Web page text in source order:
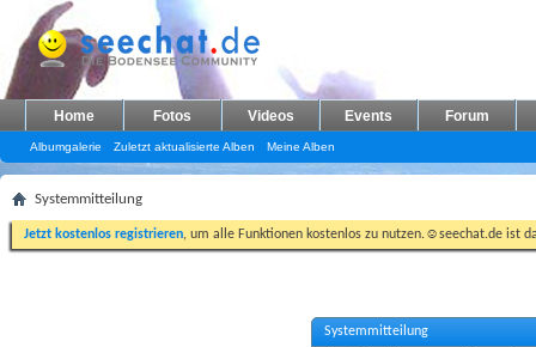
Home Fotos Videos Events Forum
Albumgalerie Zuletzt aktualisierte Alben Meine Alben
Systemmitteilung
Jetzt kostenlos registrieren, um alle Funktionen kostenlos zu nutzen.☺seechat.de ist
Systemmitteilung